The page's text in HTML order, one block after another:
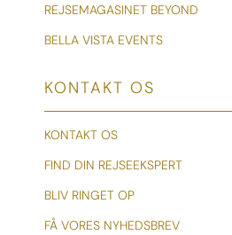
REJSEMAGASINET BEYOND
BELLA VISTA EVENTS
KONTAKT OS
KONTAKT OS
FIND DIN REJSEEKSPERT
BLIV RINGET OP
FÅ VORES NYHEDSBREV